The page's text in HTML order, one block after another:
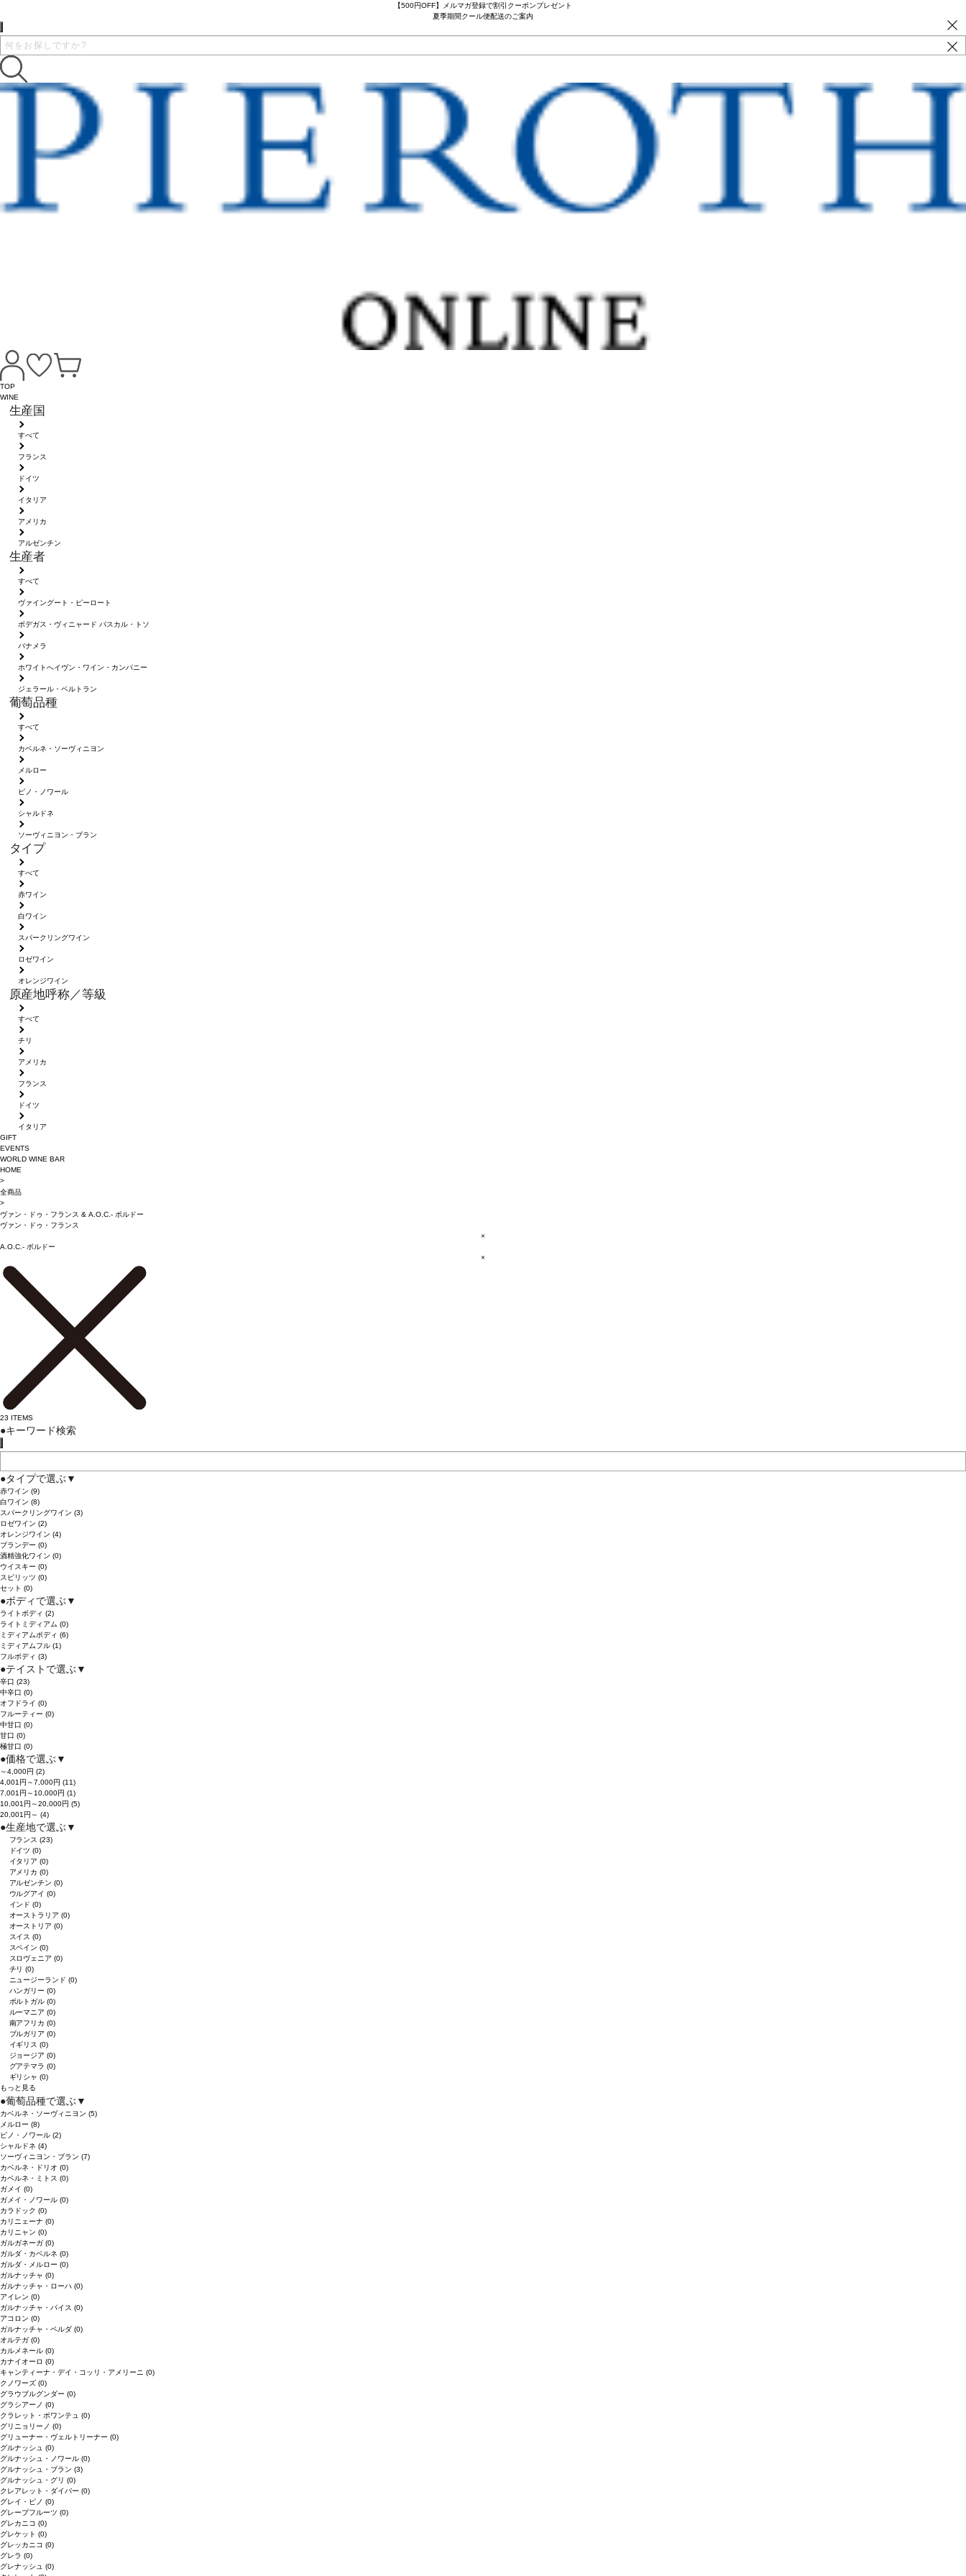
【500円OFF】メルマガ登録で割引クーポンプレゼント
夏季期間クール便配送のご案内
TOP
WINE
生産国
すべて
フランス
ドイツ
イタリア
アメリカ
アルゼンチン
生産者
すべて
ヴァイングート・ピーロート
ボデガス・ヴィニャード パスカル・トソ
パナメラ
ホワイトへイヴン・ワイン・カンパニー
ジェラール・ベルトラン
葡萄品種
すべて
カベルネ・ソーヴィニヨン
メルロー
ピノ・ノワール
シャルドネ
ソーヴィニヨン・ブラン
タイプ
すべて
赤ワイン
白ワイン
スパークリングワイン
ロゼワイン
オレンジワイン
原産地呼称／等級
すべて
チリ
アメリカ
フランス
ドイツ
イタリア
GIFT
EVENTS
WORLD WINE BAR
HOME
>
全商品
>
ヴァン・ドゥ・フランス & A.O.C.- ボルドー
ヴァン・ドゥ・フランス
×
A.O.C.- ボルドー
×
23 ITEMS
●キーワード検索
●タイプで選ぶ ▼
赤ワイン (9)
白ワイン (8)
スパークリングワイン (3)
ロゼワイン (2)
オレンジワイン (4)
ブランデー (0)
酒精強化ワイン (0)
ウイスキー (0)
スピリッツ (0)
セット (0)
●ボディで選ぶ ▼
ライトボディ (2)
ライトミディアム (0)
ミディアムボディ (6)
ミディアムフル (1)
フルボディ (3)
●テイストで選ぶ ▼
辛口 (23)
中辛口 (0)
オフドライ (0)
フルーティー (0)
中甘口 (0)
甘口 (0)
極甘口 (0)
●価格で選ぶ ▼
～4,000円 (2)
4,001円～7,000円 (11)
7,001円～10,000円 (1)
10,001円～20,000円 (5)
20,001円～ (4)
●生産地で選ぶ ▼
フランス(23)
ドイツ(0)
イタリア(0)
アメリカ(0)
アルゼンチン(0)
ウルグアイ(0)
インド(0)
オーストラリア(0)
オーストリア(0)
スイス(0)
スペイン(0)
スロヴェニア(0)
チリ(0)
ニュージーランド(0)
ハンガリー(0)
ポルトガル(0)
ルーマニア(0)
南アフリカ(0)
ブルガリア(0)
イギリス(0)
ジョージア(0)
グアテマラ(0)
ギリシャ(0)
もっと見る
●葡萄品種で選ぶ ▼
カベルネ・ソーヴィニヨン (5)
メルロー (8)
ピノ・ノワール (2)
シャルドネ (4)
ソーヴィニヨン・ブラン (7)
カベルネ・ドリオ (0)
カベルネ・ミトス (0)
ガメイ (0)
ガメイ・ノワール (0)
カラドック (0)
カリニェーナ (0)
カリニャン (0)
ガルガネーガ (0)
ガルダ・カベルネ (0)
ガルダ・メルロー (0)
ガルナッチャ (0)
ガルナッチャ・ローハ (0)
アイレン (0)
ガルナッチャ・パイス (0)
アコロン (0)
ガルナッチャ・ペルダ (0)
オルテガ (0)
カルメネール (0)
カナイオーロ (0)
キャンティーナ・デイ・コッリ・アメリーニ (0)
クノワーズ (0)
グラウブルグンダー (0)
グラシアーノ (0)
クラレット・ボワンテュ (0)
グリニョリーノ (0)
グリューナー・ヴェルトリーナー (0)
グルナッシュ (0)
グルナッシュ・ノワール (0)
グルナッシュ・ブラン (3)
グルナッシュ・グリ (0)
クレアレット・ダイバー (0)
グレイ・ピノ (0)
グレープフルーツ (0)
グレカニコ (0)
グレケット (0)
グレッカニコ (0)
グレラ (0)
グレナッシュ (0)